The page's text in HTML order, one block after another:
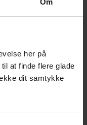
her på
at finde flere glade
dit samtykke